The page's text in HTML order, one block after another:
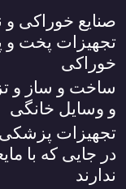
صنایع خوراکی
تجهیزات پخت و
خوراکی
ساخت و ساز و
و وسایل خانگی
تجهیزات
در جایی که با
ندارند